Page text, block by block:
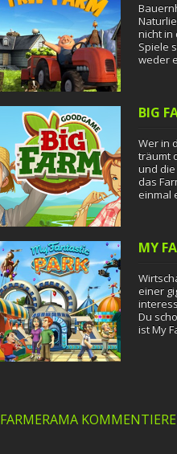
nicht in
Spiele
weder
BIG
Wer in
träumt
und
das
einmal
MY
einer
Du
ist My
FARMERAMA